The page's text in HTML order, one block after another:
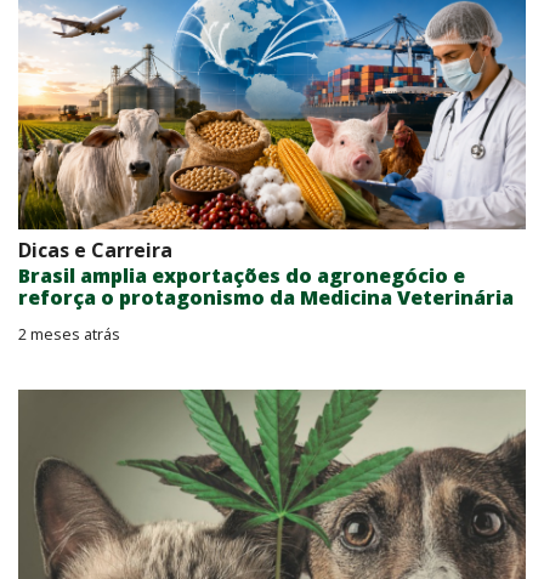
Dicas e Carreira
Brasil amplia exportações do agronegócio e
reforça o protagonismo da Medicina Veterinária
2 meses atrás